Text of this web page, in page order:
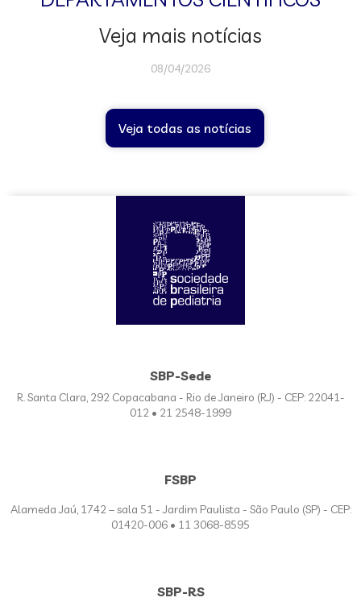
Veja mais notícias
08/04/2026
Veja todas as notícias
SBP-Sede
R. Santa Clara, 292 Copacabana - Rio de Janeiro (RJ) - CEP: 22041-
012 • 21 2548-1999
FSBP
Alameda Jaú, 1742 – sala 51 - Jardim Paulista - São Paulo (SP) - CEP:
01420-006 • 11 3068-8595
SBP-RS